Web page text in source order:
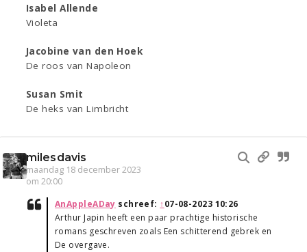
Isabel Allende
Violeta
Jacobine van den Hoek
De roos van Napoleon
Susan Smit
De heks van Limbricht
milesdavis
maandag 18 december 2023
om 20:00
AnAppleADay schreef: ↑07-08-2023 10:26
Arthur Japin heeft een paar prachtige historische
romans geschreven zoals Een schitterend gebrek en
De overgave.